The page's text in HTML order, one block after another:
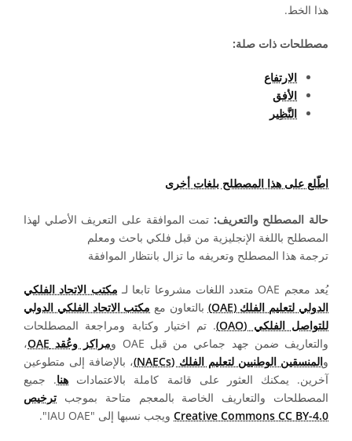
هذا الخط.
مصطلحات ذات صلة:
الارتفاع
الأفق
النَّظِير
اطّلع على هذا المصطلح بلغات أخرى
حالة المصطلح والتعريف: تمت الموافقة على التعريف الأصلي لهذا
المصطلح باللغة الإنجليزية من قبل فلكي باحث ومعلم
ترجمة هذا المصطلح وتعريفه ما تزال بانتظار الموافقة
يُعد معجم OAE متعدد اللغات مشروعا تابعا لـ
مكتب الاتحاد الفلكي
الدولي لتعليم الفلك (OAE)
بالتعاون مع مكتب الاتحاد الفلكي الدولي
للتواصل الفلكي (OAO)
. تم اختيار وكتابة ومراجعة المصطلحات
والتعاريف ضمن جهد جماعي من قبل OAE و
مراكز وعُقد OAE
،
والمنسقين الوطنيين لتعليم الفلك (NAECs)
، بالإضافة إلى متطوعين
آخرين. يمكنك العثور على قائمة كاملة بالاعتمادات هنا. جميع
المصطلحات والتعاريف الخاصة بالمعجم متاحة بموجب ترخيص
Creative Commons CC BY-4.0 ويجب نسبها إلى "IAU OAE".